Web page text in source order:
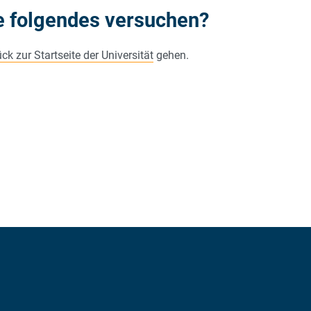
folgendes versuchen?
zur Startseite der Universität gehen.